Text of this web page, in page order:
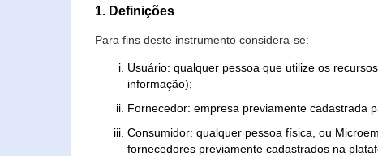
1. Definições
Para fins deste instrumento considera-se:
Usuário: qualquer pessoa que utilize os
informação);
Fornecedor: empresa previamente cadastrada
Consumidor: qualquer pessoa física, ou
fornecedores previamente cadastrados na